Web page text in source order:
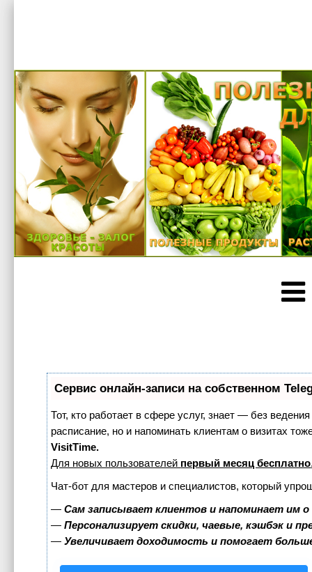
Сервис онлайн-записи на собственном
Тот, кто работает в сфере услуг, знает — без
расписание, но и напоминать клиентам о визитах
VisitTime.
Для новых пользователей первый месяц бесплатно
Чат-бот для мастеров и специалистов, который
—Сам записывает клиентов и напоминает им
—Персонализирует скидки, чаевые, кэшбэк и
—Увеличивает доходимость и помогает